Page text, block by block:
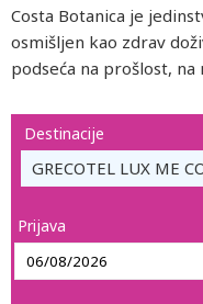
Costa Botanica je
osmišljen kao zdrav
podseća na prošlost,
Destinacije
GRECOTEL LUX ME
Prijava